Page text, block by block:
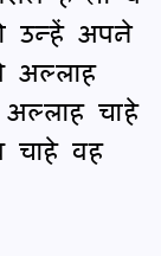
उन्हें अपने
अल्लाह
चाहे
वह